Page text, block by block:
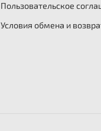
Пользовательское
Условия обмена и